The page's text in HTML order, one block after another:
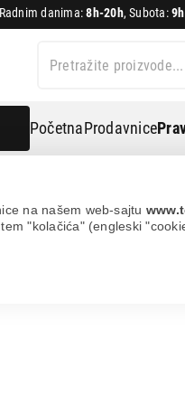
na našem web-sajtu
"kolačića" (engleski
Radnim danima:8h-20h, Subota:
PočetnaProdavnice